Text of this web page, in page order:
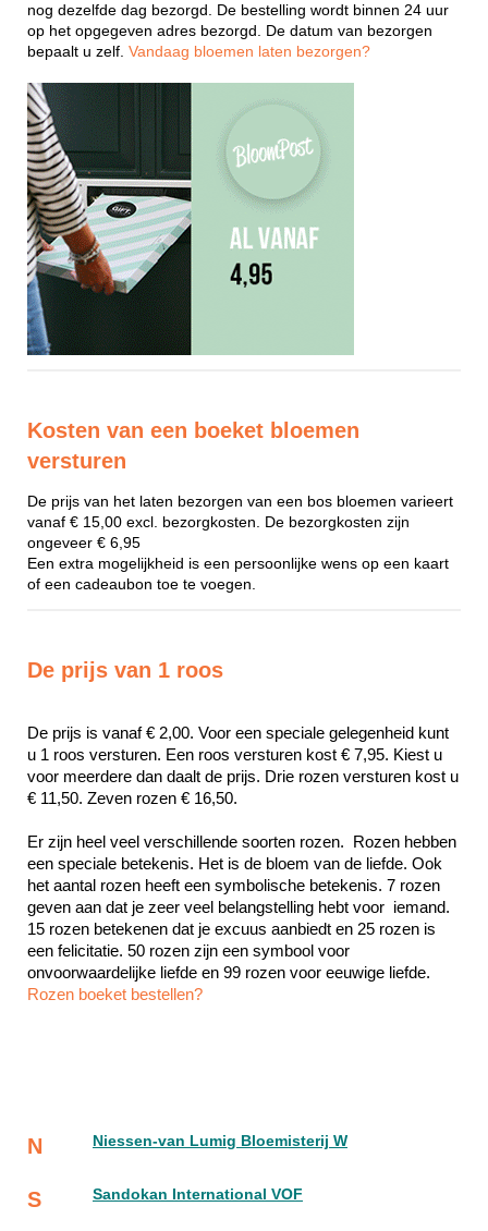
nog dezelfde dag bezorgd. De bestelling wordt binnen 24 uur
op het opgegeven adres bezorgd. De datum van bezorgen
bepaalt u zelf. Vandaag bloemen laten bezorgen?
Kosten van een boeket bloemen
versturen
De prijs van het laten bezorgen van een bos bloemen varieert
vanaf € 15,00 excl. bezorgkosten. De bezorgkosten zijn
ongeveer € 6,95
Een extra mogelijkheid is een persoonlijke wens op een kaart
of een cadeaubon toe te voegen.
De prijs van 1 roos
De prijs is vanaf € 2,00. Voor een speciale gelegenheid kunt
u 1 roos versturen. Een roos versturen kost € 7,95. Kiest u
voor meerdere dan daalt de prijs. Drie rozen versturen kost u
€ 11,50. Zeven rozen € 16,50.
Er zijn heel veel verschillende soorten rozen.  Rozen hebben
een speciale betekenis. Het is de bloem van de liefde. Ook
het aantal rozen heeft een symbolische betekenis. 7 rozen
geven aan dat je zeer veel belangstelling hebt voor  iemand.
15 rozen betekenen dat je excuus aanbiedt en 25 rozen is
een felicitatie. 50 rozen zijn een symbool voor
Rozen boeket bestellen?
N Niessen-van Lumig Bloemisterij W
S Sandokan International VOF